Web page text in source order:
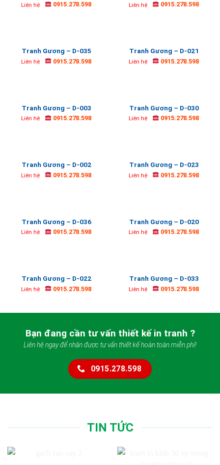
Liên hệ 0915.278.598 Liên hệ 0915.278.598
Tranh Gương – D-035
Liên hệ 0915.278.598
Tranh Gương – D-021
Liên hệ 0915.278.598
Tranh Gương – D-003
Liên hệ 0915.278.598
Tranh Gương – D-030
Liên hệ 0915.278.598
Tranh Gương – D-002
Liên hệ 0915.278.598
Tranh Gương – D-023
Liên hệ 0915.278.598
Tranh Gương – D-036
Liên hệ 0915.278.598
Tranh Gương – D-020
Liên hệ 0915.278.598
Tranh Gương – D-022
Liên hệ 0915.278.598
Tranh Gương – D-033
Liên hệ 0915.278.598
Bạn đang cần tư vấn thiết kế in tranh ?
Liên hệ ngay để nhận được tư vấn thiết kế hoàn toàn miễn phí!
0915.278.598
TIN TỨC